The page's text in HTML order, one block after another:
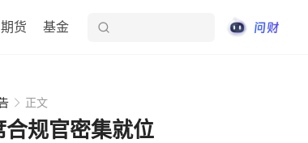
期货 基金
正文
规官密集就位